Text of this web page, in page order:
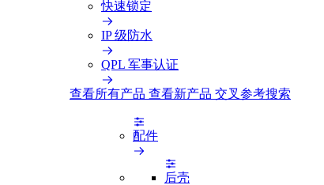
快速锁定
IP 级防水
QPL 军事认证
查看所有产品 查看新产品 交叉参考搜索
配件
后壳